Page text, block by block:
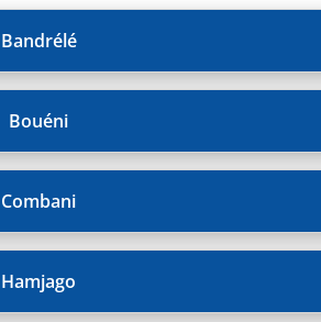
Bandrélé
Bouéni
Combani
Hamjago